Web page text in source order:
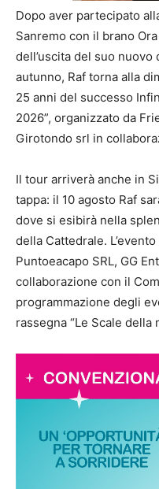
Dopo aver partecipato
Sanremo con il brano
dell’uscita del suo
autunno, Raf torna alla
25 anni del successo
2026”, organizzato da
Girotondo srl in
Il tour arriverà anche in
tappa: il 10 agosto Raf
dove si esibirà nella
della Cattedrale.
Puntoeacapo SRL, GG
collaborazione con il
programmazione degli
rassegna “Le Scale della